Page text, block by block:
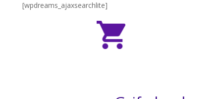
[wpdreams_ajaxsearchlite]